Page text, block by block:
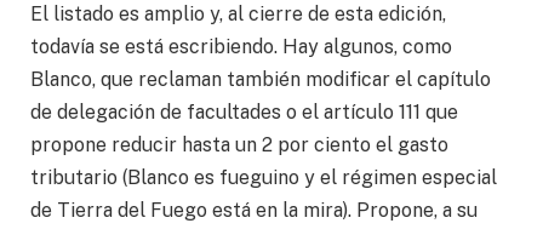
El listado es amplio y, al cierre de esta edición,
todavía se está escribiendo. Hay algunos, como
Blanco, que reclaman también modificar el capítulo
de delegación de facultades o el artículo 111 que
propone reducir hasta un 2 por ciento el gasto
tributario (Blanco es fueguino y el régimen especial
de Tierra del Fuego está en la mira). Propone, a su